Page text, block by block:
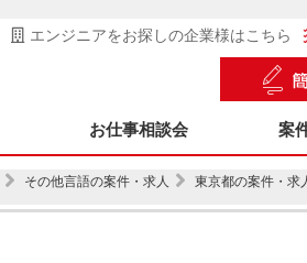
エンジニアをお探しの企業様はこちら
お仕事相談会 案
その他言語の案件・求人 東京都の案件・求